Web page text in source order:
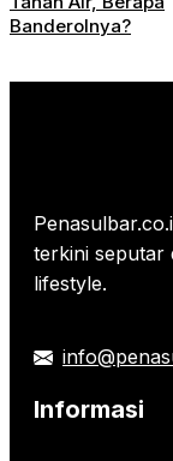
Banderolnya?
terkini seputar
lifestyle.
Informasi